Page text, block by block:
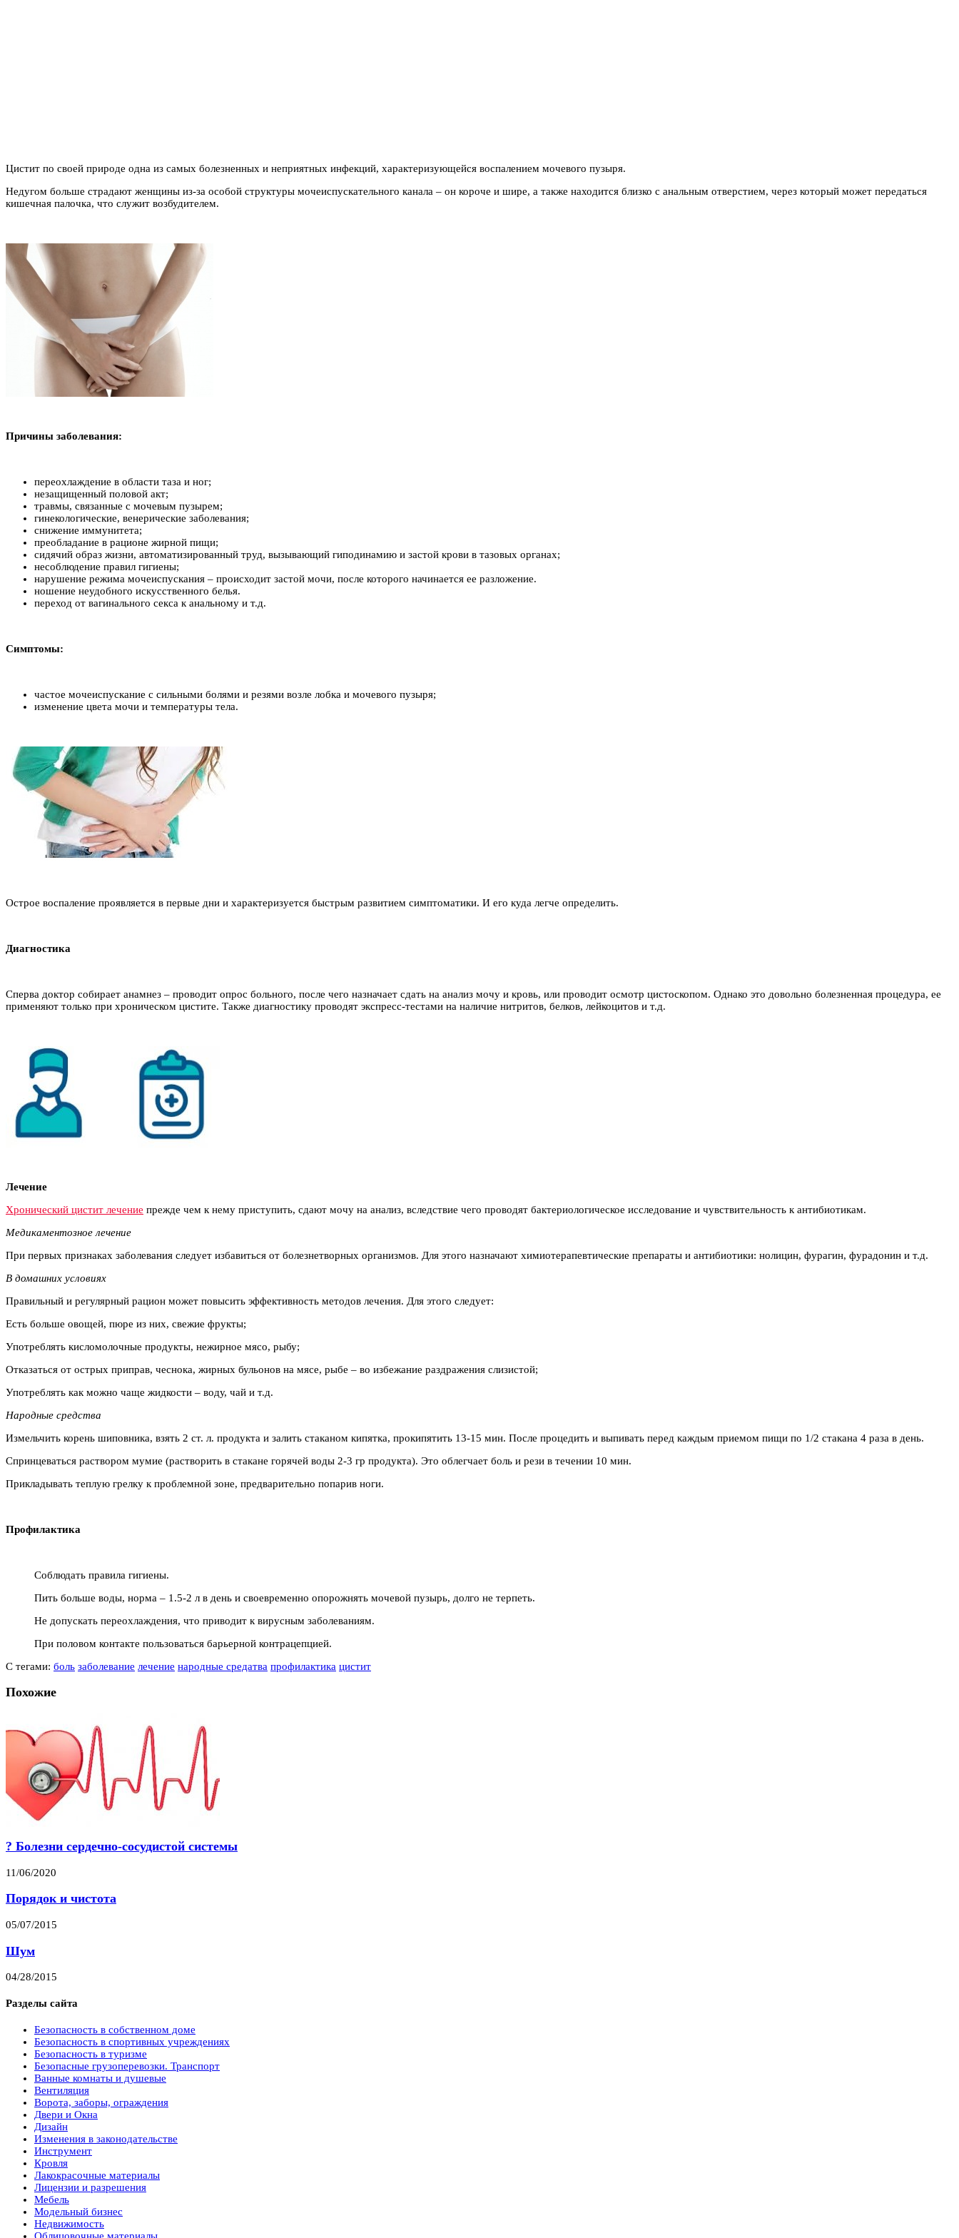
Цистит по своей природе одна из самых болезненных и неприятных инфекций, характеризующейся воспалением мочевого пузыря.
Недугом больше страдают женщины из-за особой структуры мочеиспускательного канала – он короче и шире, а также находится близко с анальным отверстием, через который может передаться
кишечная палочка, что служит возбудителем.
Причины заболевания:
переохлаждение в области таза и ног;
незащищенный половой акт;
травмы, связанные с мочевым пузырем;
гинекологические, венерические заболевания;
снижение иммунитета;
преобладание в рационе жирной пищи;
сидячий образ жизни, автоматизированный труд, вызывающий гиподинамию и застой крови в тазовых органах;
несоблюдение правил гигиены;
нарушение режима мочеиспускания – происходит застой мочи, после которого начинается ее разложение.
ношение неудобного искусственного белья.
переход от вагинального секса к анальному и т.д.
Симптомы:
частое мочеиспускание с сильными болями и резями возле лобка и мочевого пузыря;
изменение цвета мочи и температуры тела.
Острое воспаление проявляется в первые дни и характеризуется быстрым развитием симптоматики. И его куда легче определить.
Диагностика
Сперва доктор собирает анамнез – проводит опрос больного, после чего назначает сдать на анализ мочу и кровь, или проводит осмотр цистоскопом. Однако это довольно болезненная процедура, ее
применяют только при хроническом цистите. Также диагностику проводят экспресс-тестами на наличие нитритов, белков, лейкоцитов и т.д.
Лечение
Хронический цистит лечение прежде чем к нему приступить, сдают мочу на анализ, вследствие чего проводят бактериологическое исследование и чувствительность к антибиотикам.
Медикаментозное лечение
При первых признаках заболевания следует избавиться от болезнетворных организмов. Для этого назначают химиотерапевтические препараты и антибиотики: нолицин, фурагин, фурадонин и т.д.
В домашних условиях
Правильный и регулярный рацион может повысить эффективность методов лечения. Для этого следует:
Есть больше овощей, пюре из них, свежие фрукты;
Употреблять кисломолочные продукты, нежирное мясо, рыбу;
Отказаться от острых приправ, чеснока, жирных бульонов на мясе, рыбе – во избежание раздражения слизистой;
Употреблять как можно чаще жидкости – воду, чай и т.д.
Народные средства
Измельчить корень шиповника, взять 2 ст. л. продукта и залить стаканом кипятка, прокипятить 13-15 мин. После процедить и выпивать перед каждым приемом пищи по 1/2 стакана 4 раза в день.
Спринцеваться раствором мумие (растворить в стакане горячей воды 2-3 гр продукта). Это облегчает боль и рези в течении 10 мин.
Прикладывать теплую грелку к проблемной зоне, предварительно попарив ноги.
Профилактика
Соблюдать правила гигиены.
Пить больше воды, норма – 1.5-2 л в день и своевременно опорожнять мочевой пузырь, долго не терпеть.
Не допускать переохлаждения, что приводит к вирусным заболеваниям.
При половом контакте пользоваться барьерной контрацепцией.
С тегами: боль заболевание лечение народные средатва профилактика цистит
Похожие
? Болезни сердечно-сосудистой системы
11/06/2020
Порядок и чистота
05/07/2015
Шум
04/28/2015
Разделы сайта
Безопасность в собственном доме
Безопасность в спортивных учреждениях
Безопасность в туризме
Безопасные грузоперевозки. Транспорт
Ванные комнаты и душевые
Вентиляция
Ворота, заборы, ограждения
Двери и Окна
Дизайн
Изменения в законодательстве
Инструмент
Кровля
Лакокрасочные материалы
Лицензии и разрешения
Мебель
Модельный бизнес
Недвижимость